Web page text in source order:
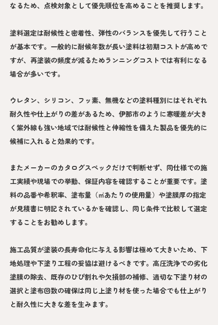
なるため、点検対象として優先順位を高めることを推奨します。
塗料選定は耐候性と密着性、弾性のバランスを優先して行うこと
が基本です。一般的に耐候年数が長い塗料は初期コストが高めで
すが、再塗装の頻度が減るためランニングコストでは有利になる
場合が多いです。
ウレタン、シリコン、フッ素、無機などの塗料種別にはそれぞれ
耐久性や仕上がりの差があるため、伊那市のように寒暖差が大き
く紫外線も強い地域では耐候性と伸縮性を備えた製品を優先的に
候補に入れると効果的です。
またメーカーのカタログスペックだけで判断せず、同仕様での施
工実績や現場での挙動、保証内容を確認することが重要です。塗
料の品番や希釈率、塗布量（㎡あたりの使用量）や塗膜厚の指定
が見積書に明記されているかを確認し、同じ条件で比較して選定
することをお勧めします。
施工品質が塗装の長寿命化に与える影響は極めて大きいため、下
地処理や下塗り工程の妥協は避けるべきです。高圧洗浄での劣化
塗膜の除去、既存のひび割れや欠損部の補修、適切な下塗り材の
選択と塗布回数の確保は同じ上塗り材を使った場合でも仕上がり
と耐久性に大きな差を生みます。